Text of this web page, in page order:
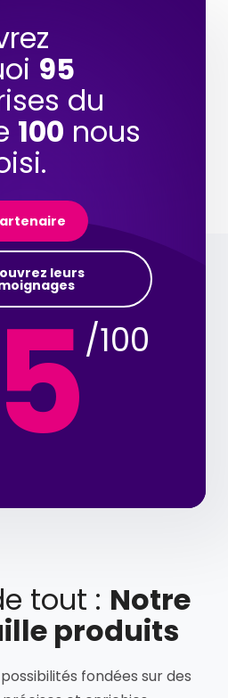
95
du
100 nous
leurs
/100
tout : Notre
produits
fondées sur des